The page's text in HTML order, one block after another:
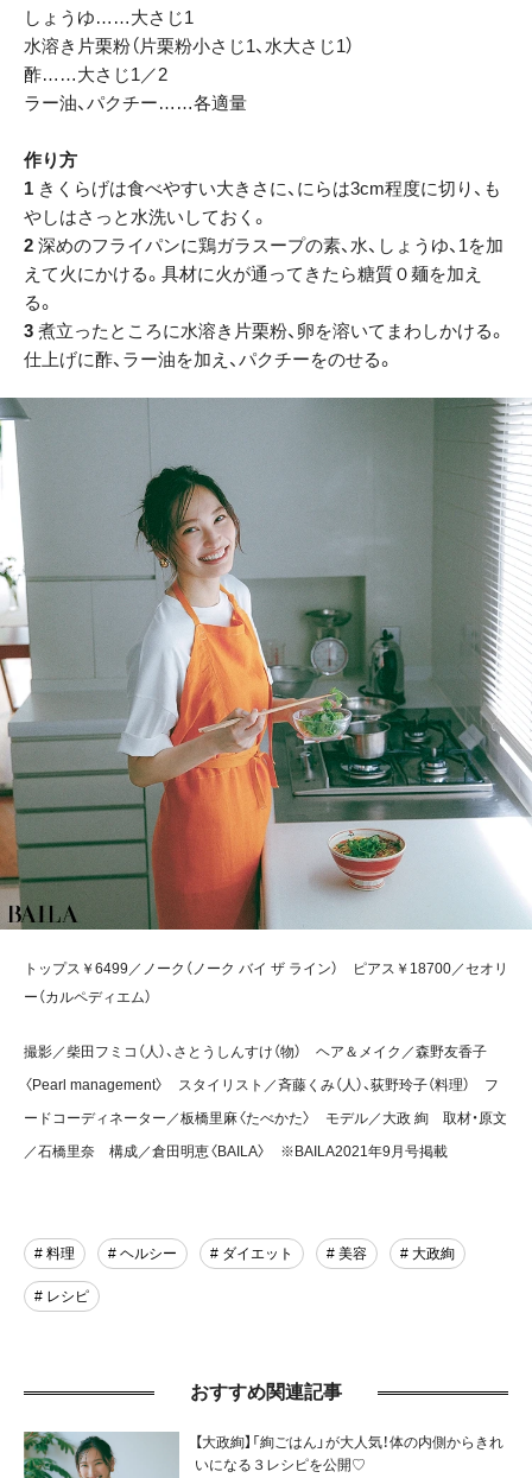
しょうゆ……大さじ1
水溶き片栗粉（片栗粉小さじ1、水大さじ1）
酢……大さじ1／2
ラー油、パクチー……各適量
作り方
1 きくらげは食べやすい大きさに、にらは3cm程度に切り、も
やしはさっと水洗いしておく。
2 深めのフライパンに鶏ガラスープの素、水、しょうゆ、1を加
えて火にかける。具材に火が通ってきたら糖質０麺を加え
る。
3 煮立ったところに水溶き片栗粉、卵を溶いてまわしかける。
仕上げに酢、ラー油を加え、パクチーをのせる。
トップス￥6499／ノーク（ノーク バイ ザ ライン） ピアス￥18700／セオリ
ー（カルペディエム）
撮影／柴田フミコ（人）、さとうしんすけ（物） ヘア＆メイク／森野友香子
〈Pearl management〉 スタイリスト／斉藤くみ（人）、荻野玲子（料理） フ
ードコーディネーター／板橋里麻〈たべかた〉 モデル／大政 絢 取材・原文
／石橋里奈 構成／倉田明恵〈BAILA〉 ※BAILA2021年9月号掲載
# 料理 # ヘルシー # ダイエット # 美容 # 大政絢
# レシピ
おすすめ関連記事
【大政絢】「絢ごはん」が大人気！体の内側からきれ
いになる３レシピを公開♡